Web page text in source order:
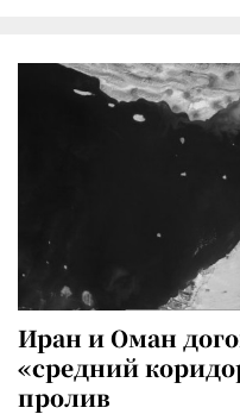
Иран и Оман
«средний
пролив